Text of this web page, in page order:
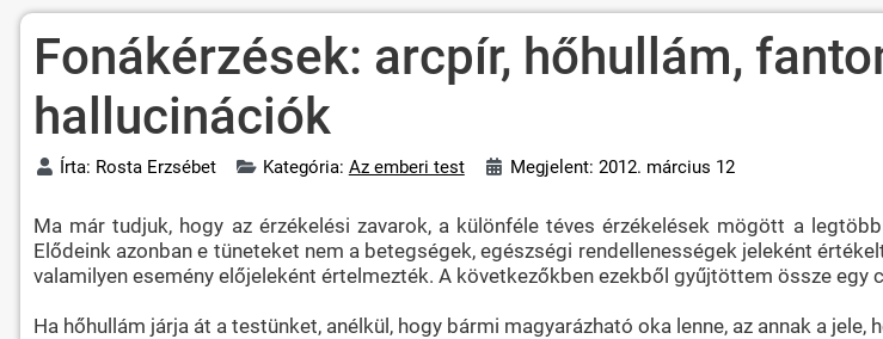
Fonákérzések: arcpír, hőhullám,
hallucinációk
Írta: Rosta Erzsébet Kategória: Az emberi test Megjelent: 2012. március 12
Ma már tudjuk, hogy az érzékelési zavarok, a különféle téves érzékelések mögött a
Elődeink azonban e tüneteket nem a betegségek, egészségi rendellenességek jeleként
valamilyen esemény előjeleként értelmezték. A következőkben ezekből gyűjtöttem össze egy
Ha hőhullám járja át a testünket, anélkül, hogy bármi magyarázható oka lenne, az annak a